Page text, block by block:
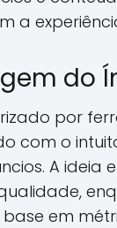
a
do
por
com o
A ideia
em